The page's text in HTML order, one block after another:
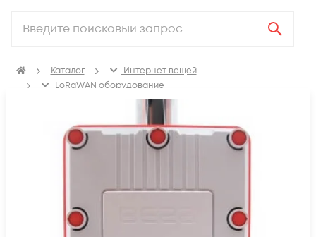
Каталог
Интернет вещей
LoRaWAN оборудование
Базовые станции LoRaWAN